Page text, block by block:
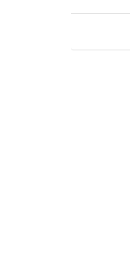
8 X 68 S
7,63 Mauser